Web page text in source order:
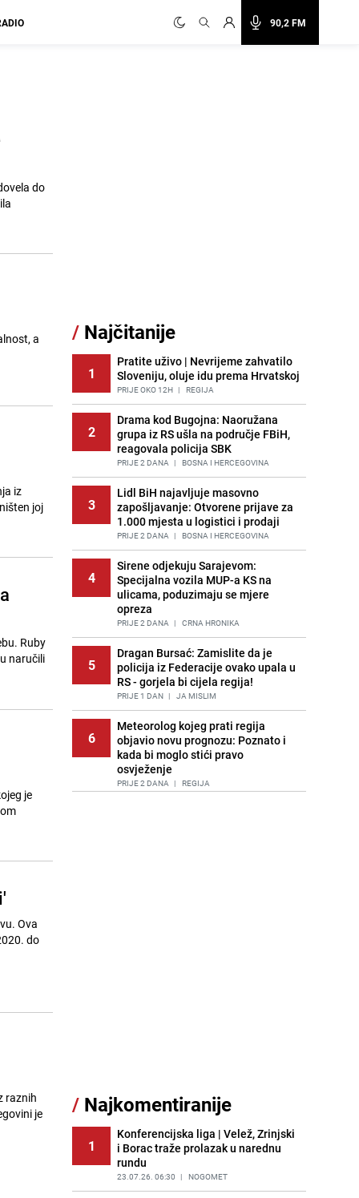
90,2 FM
do
a
iz
joj
naručili
je
Ova
do
raznih
je
/ Najčitanije
1
Pratite uživo | Nevrijeme zahvatilo
Sloveniju, oluje idu prema Hrvatskoj
PRIJE OKO 12H | REGIJA
2
Drama kod Bugojna: Naoružana
grupa iz RS ušla na područje FBiH,
reagovala policija SBK
PRIJE 2 DANA | BOSNA I HERCEGOVINA
3
Lidl BiH najavljuje masovno
zapošljavanje: Otvorene prijave za
1.000 mjesta u logistici i prodaji
PRIJE 2 DANA | BOSNA I HERCEGOVINA
4
Sirene odjekuju Sarajevom:
Specijalna vozila MUP-a KS na
ulicama, poduzimaju se mjere
opreza
PRIJE 2 DANA | CRNA HRONIKA
5
Dragan Bursać: Zamislite da je
policija iz Federacije ovako upala u
RS - gorjela bi cijela regija!
PRIJE 1 DAN | JA MISLIM
6
Meteorolog kojeg prati regija
objavio novu prognozu: Poznato i
kada bi moglo stići pravo
osvježenje
PRIJE 2 DANA | REGIJA
11
KS opkolili zgradu
LOKALNE TEME
12
Šta se dešava u sarajevskom
naselju Vraca? Policija zaprimila
dojavu, izašli na teren
PRIJE 2 DANA | CRNA HRONIKA
/ Najkomentiranije
1
Konferencijska liga | Velež, Zrinjski
i Borac traže prolazak u narednu
rundu
23.07.26. 06:30 | NOGOMET